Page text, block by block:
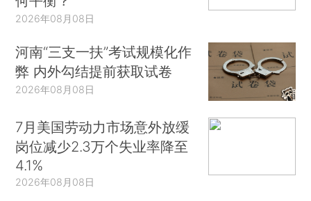
2026年08月08日
河南“三支一扶”考试规模化作
弊 内外勾结提前获取试卷
2026年08月08日
7月美国劳动力市场意外放缓
岗位减少2.3万个失业率降至
4.1%
2026年08月08日